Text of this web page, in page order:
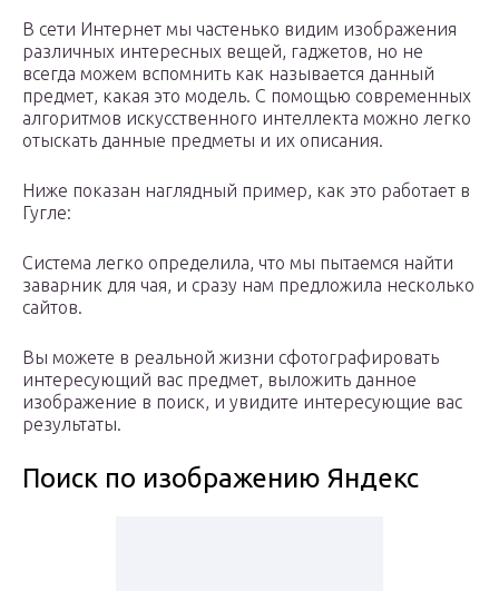
В сети Интернет мы частенько видим изображения
различных интересных вещей, гаджетов, но не
всегда можем вспомнить как называется данный
предмет, какая это модель. С помощью современных
алгоритмов искусственного интеллекта можно легко
отыскать данные предметы и их описания.
Ниже показан наглядный пример, как это работает в
Гугле:
Система легко определила, что мы пытаемся найти
заварник для чая, и сразу нам предложила несколько
сайтов.
Вы можете в реальной жизни сфотографировать
интересующий вас предмет, выложить данное
изображение в поиск, и увидите интересующие вас
результаты.
Поиск по изображению Яндекс